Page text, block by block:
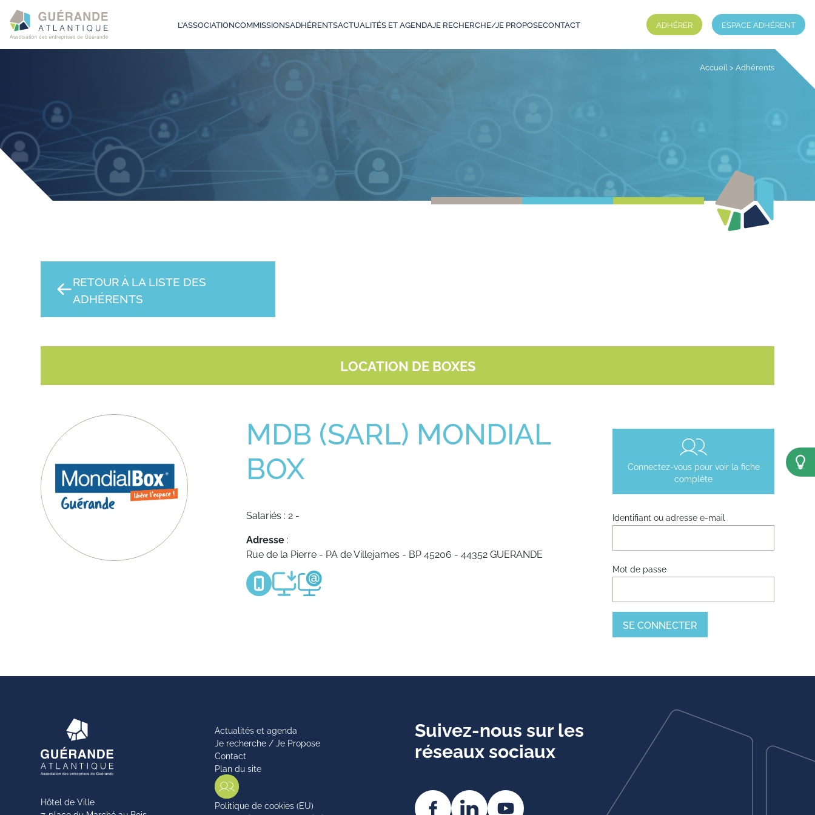
L’ASSOCIATIONCOMMISSIONSADHÉRENTSACTUALITÉS ET AGENDAJE RECHERCHE/JE PROPOSECONTACT ADHÉRER ESPACE ADHÉRENT
Accueil > Adhérents
RETOUR À LA LISTE DES
ADHÉRENTS
LOCATION DE BOXES
MDB (SARL) MONDIAL
BOX
Salariés : 2 -
Adresse:
Rue de la Pierre - PA de Villejames - BP 45206 - 44352 GUERANDE
Connectez-vous pour voir la fiche
complète
Identifiant ou adresse e-mail
Mot de passe
Hôtel de Ville
Actualités et agenda
Je recherche / Je Propose
Contact
Plan du site
Politique de cookies (EU)
Suivez-nous sur les
réseaux sociaux